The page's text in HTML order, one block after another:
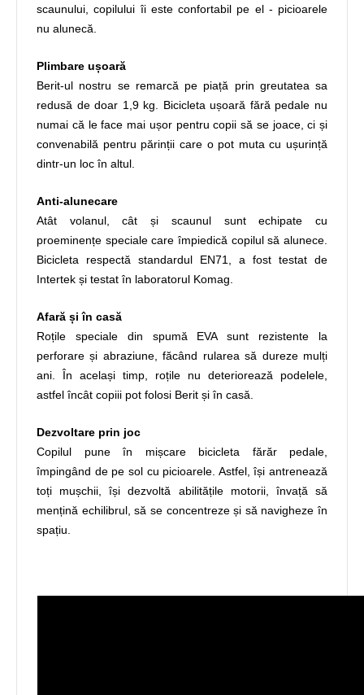
scaunului, copilului îi este confortabil pe el - picioarele
nu alunecă.
Plimbare ușoară
Berit-ul nostru se remarcă pe piață prin greutatea sa
redusă de doar 1,9 kg. Bicicleta ușoară fără pedale nu
numai că le face mai ușor pentru copii să se joace, ci și
convenabilă pentru părinții care o pot muta cu ușurință
dintr-un loc în altul.
Anti-alunecare
Atât volanul, cât și scaunul sunt echipate cu
proeminențe speciale care împiedică copilul să alunece.
Bicicleta respectă standardul EN71, a fost testat de
Intertek și testat în laboratorul Komag.
Afară și în casă
Roțile speciale din spumă EVA sunt rezistente la
perforare și abraziune, făcând rularea să dureze mulți
ani. În același timp, roțile nu deteriorează podelele,
astfel încât copiii pot folosi Berit și în casă.
Dezvoltare prin joc
Copilul pune în mișcare bicicleta fărăr pedale,
împingând de pe sol cu ​​picioarele. Astfel, își antrenează
toți mușchii, își dezvoltă abilitățile motorii, învață să
mențină echilibrul, să se concentreze și să navigheze în
spațiu.